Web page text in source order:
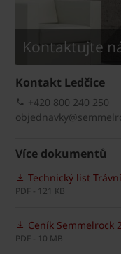
Kontaktujte
Kontakt Ledčice
+420 800 240 250
Více dokumentů
Technický list
PDF - 121 KB
Ceník Semmelrock
PDF - 10 MB